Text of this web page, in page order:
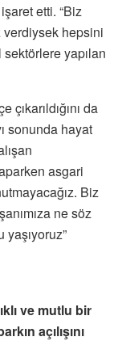
etti. “Biz
verdiysek hepsini
yapılan
çıkarıldığını da
sonunda hayat
asgari
Biz
ne söz
ve mutlu bir
açılışını